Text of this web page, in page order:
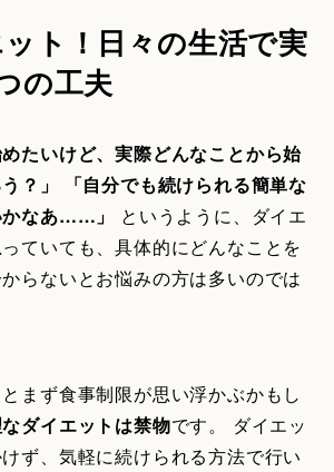
ト！日々の生活で実
の工夫
めたいけど、実際どんなことから始
？」
「自分でも続けられる簡単な
かなあ……」
というように、ダイエ
ていても、具体的にどんなことを
らないとお悩みの方は多いのでは
まず食事制限が思い浮かぶかもし
ダイエットは禁物です。 ダイエッ
ず、気軽に続けられる方法で行い